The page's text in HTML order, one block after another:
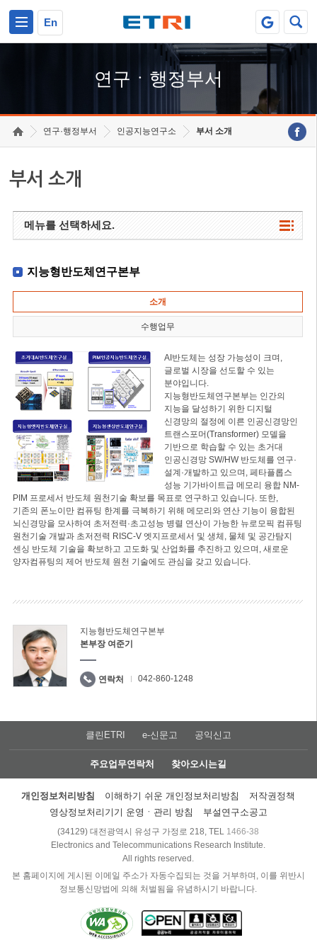
En
연구ㆍ행정부서
연구·행정부서 인공지능연구소 부서 소개
부서 소개
메뉴를 선택하세요.
지능형반도체연구본부
소개
수행업무
AI반도체는 성장 가능성이 크며,
글로벌 시장을 선도할 수 있는
분야입니다.
지능형반도체연구본부는 인간의
지능을 달성하기 위한 디지털
신경망의 절정에 이른 인공신경망인
트랜스포머(Transformer) 모델을
기반으로 학습할 수 있는 초거대
인공신경망 SW/HW 반도체를 연구·
설계·개발하고 있으며, 페타플롭스
성능 기가바이트급 메모리 융합 NM-
PIM 프로세서 반도체 원천기술 확보를 목표로 연구하고 있습니다. 또한,
기존의 폰노이만 컴퓨팅 한계를 극복하기 위해 메모리와 연산 기능이 융합된
뇌신경망을 모사하여 초저전력·초고성능 병렬 연산이 가능한 뉴로모픽 컴퓨팅
원천기술 개발과 초저전력 RISC-V 엣지프로세서 및 생체, 물체 및 공간탐지
센싱 반도체 기술을 확보하고 고도화 및 산업화를 추진하고 있으며, 새로운
양자컴퓨팅의 제어 반도체 원천 기술에도 관심을 갖고 있습니다.
지능형반도체연구본부
본부장 여준기
연락처 042-860-1248
클린ETRI e-신문고 공익신고
주요업무연락처 찾아오시는길
개인정보처리방침 이해하기 쉬운 개인정보처리방침
저작권정책
영상정보처리기기 운영ㆍ관리 방침
부설연구소공고
(34129) 대전광역시 유성구 가정로 218, TEL 1466-38
Electronics and Telecommunications Research Institute.
All rights reserved.
본 홈페이지에 게시된 이메일 주소가 자동수집되는 것을 거부하며, 이를 위반시
정보통신망법에 의해 처벌됨을 유념하시기 바랍니다.